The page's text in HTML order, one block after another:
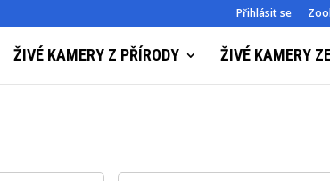
Přihlásit se
ŽIVÉ KAMERY Z PŘÍRODY ŽIVÉ KAMERY